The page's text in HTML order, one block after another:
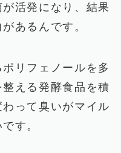
活発になり、結果
あるんです。
リフェノールを多
える発酵食品を積
って臭いがマイル
す。